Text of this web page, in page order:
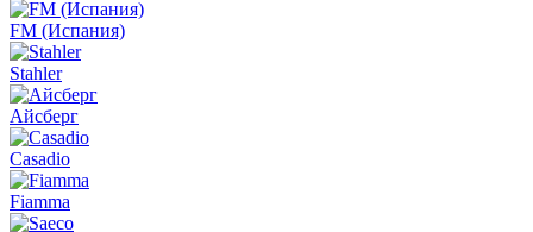
FM (Испания)
Stahler
Айсберг
Casadio
Fiamma